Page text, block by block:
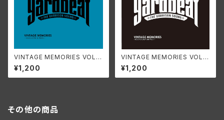
VINTAGE MEMORIES VOL.5
~LOVE & RUDE~
¥1,200
VINTAGE MEMORIES VOL.1
~ROCK STEADY MIX~
¥1,200
その他の商品